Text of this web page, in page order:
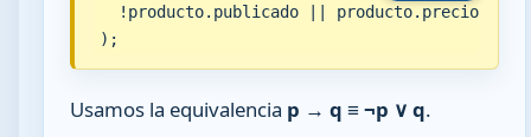
!producto.publicado || producto.precio !==
);
Usamos la equivalencia p → q ≡ ¬p ∨ q.